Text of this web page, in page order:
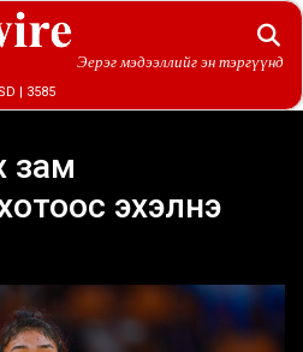
Эерэг мэдээллийг эн тэргүүнд
| 3585
зам
эхэлнэ